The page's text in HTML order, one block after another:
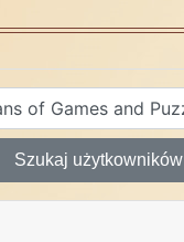
Szukaj użytkowników